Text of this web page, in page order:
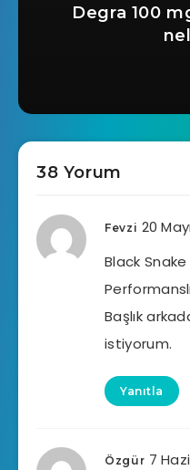
Degra 100
38 Yorum
Fevzi 20
Black
Başlık
istiyorum.
Yanıtla
Özgür 7